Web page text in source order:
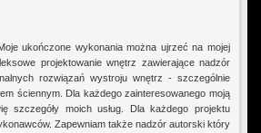
ukończone wykonania można ujrzeć na mojej
projektowanie wnętrz zawierające nadzór
rozwiązań wystroju wnętrz - szczególnie
ściennym. Dla każdego zainteresowanego moją
szczegóły moich usług. Dla każdego projektu
Zapewniam także nadzór autorski który